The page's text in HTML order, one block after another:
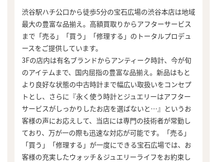
渋谷駅ハチ公口から徒歩5分の宝石広場の渋谷本店は地域
最大の豊富な品揃え。高額買取りからアフターサービス
まで「売る」「買う」「修理する」のトータルプロデュ
ースをご提供しています。
3Fの店内は有名ブランドからアンティーク時計、今が旬
のアイテムまで、国内屈指の豊富な品揃え。新品はもと
より良好な状態の中古時計まで幅広い取扱いをコンセプ
トとし、さらに『永く使う時計とジュエリーはアフター
サービスがしっかりしたお店を選ばないと…』というお
客様の声にお応えして、当店には専門の技術者が常勤し
ており、万が一の際も迅速な対応が可能です。「売る」
「買う」「修理する」が一度にできる宝石広場では、お
客様の充実したウォッチ＆ジュエリーライフをお約束し